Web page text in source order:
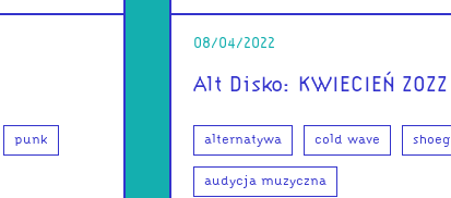
punk
08/04/2022
Alt Disko: KWIECIEŃ ZOZZ
alternatywa cold wave
audycja muzyczna